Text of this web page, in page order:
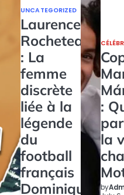
UNCATEGORIZED
Laurence
Rocheteau
: La
femme
discrète
liée à la
légende
du
football
français
Dominique
:
la
by